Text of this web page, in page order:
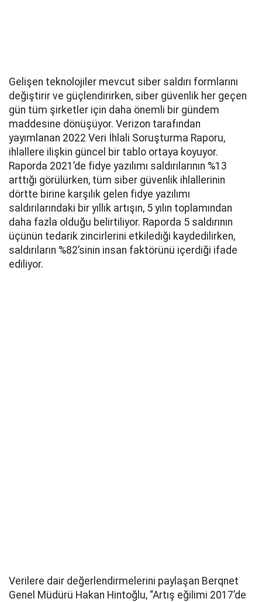
Gelişen teknolojiler mevcut siber saldırı formlarını
değiştirir ve güçlendirirken, siber güvenlik her geçen
gün tüm şirketler için daha önemli bir gündem
maddesine dönüşüyor. Verizon tarafından
yayımlanan 2022 Veri İhlali Soruşturma Raporu,
ihlallere ilişkin güncel bir tablo ortaya koyuyor.
Raporda 2021’de fidye yazılımı saldırılarının %13
arttığı görülürken, tüm siber güvenlik ihlallerinin
dörtte birine karşılık gelen fidye yazılımı
saldırılarındaki bir yıllık artışın, 5 yılın toplamından
daha fazla olduğu belirtiliyor. Raporda 5 saldırının
üçünün tedarik zincirlerini etkilediği kaydedilirken,
saldırıların %82’sinin insan faktörünü içerdiği ifade
ediliyor.
Verilere dair değerlendirmelerini paylaşan Berqnet
Genel Müdürü Hakan Hintoğlu, “Artış eğilimi 2017’de